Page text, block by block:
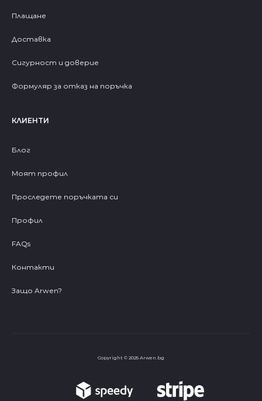
Плащане
Доставка
Сигурност и доверие
Формуляр за отказ на поръчка
КЛИЕНТИ
Блог
Моят профил
Проследете поръчката си
Профил
FAQs
Контакти
Защо Arwen?
Copyright © 2025 Arwen.bg